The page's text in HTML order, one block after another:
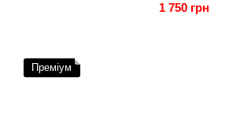
1 750 грн
Преміум